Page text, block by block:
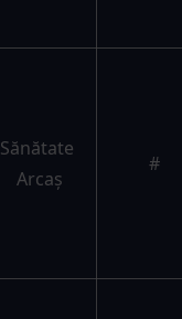
Sănătate
Arcaș
#